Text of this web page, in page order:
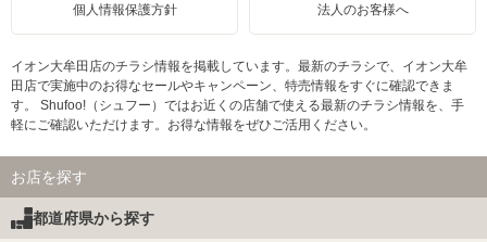
個人情報保護方針 法人のお客様へ
イオン大牟田店のチラシ情報を掲載しています。最新のチラシで、イオン大牟
田店で実施中のお得なセールやキャンペーン、特売情報をすぐに確認できま
す。 Shufoo!（シュフー）ではお近くの店舗で使える最新のチラシ情報を、手
軽にご確認いただけます。お得な情報をぜひご活用ください。
お店を探す
都道府県から探す